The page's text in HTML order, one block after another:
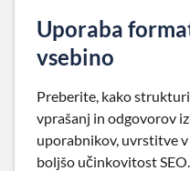
Uporaba
vsebino
Preberite, kako
vprašanj in odgovorov
uporabnikov, uvrstitve
boljšo učinkovitost SEO.